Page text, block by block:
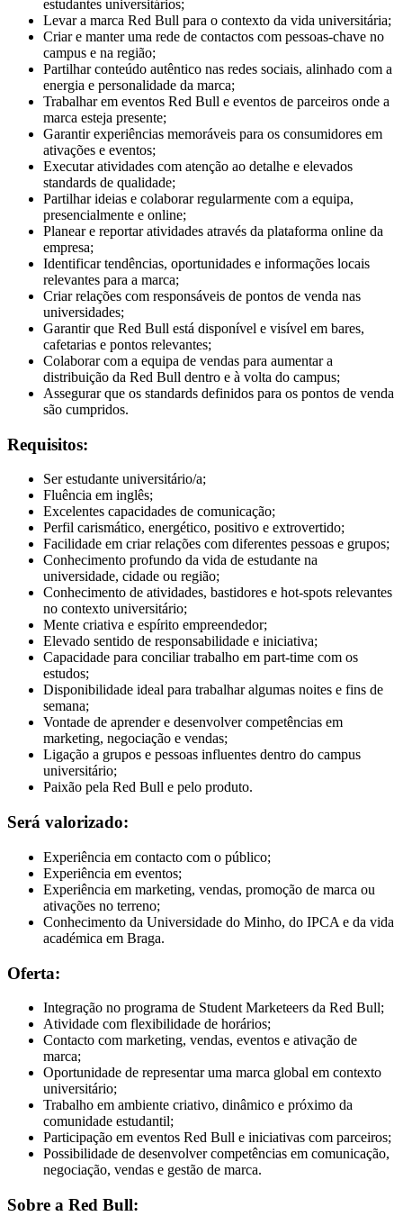
estudantes universitários;
Levar a marca Red Bull para o contexto da vida universitária;
Criar e manter uma rede de contactos com pessoas-chave no
campus e na região;
Partilhar conteúdo autêntico nas redes sociais, alinhado com a
energia e personalidade da marca;
Trabalhar em eventos Red Bull e eventos de parceiros onde a
marca esteja presente;
Garantir experiências memoráveis para os consumidores em
ativações e eventos;
Executar atividades com atenção ao detalhe e elevados
standards de qualidade;
Partilhar ideias e colaborar regularmente com a equipa,
presencialmente e online;
Planear e reportar atividades através da plataforma online da
empresa;
Identificar tendências, oportunidades e informações locais
relevantes para a marca;
Criar relações com responsáveis de pontos de venda nas
universidades;
Garantir que Red Bull está disponível e visível em bares,
cafetarias e pontos relevantes;
Colaborar com a equipa de vendas para aumentar a
distribuição da Red Bull dentro e à volta do campus;
Assegurar que os standards definidos para os pontos de venda
são cumpridos.
Requisitos:
Ser estudante universitário/a;
Fluência em inglês;
Excelentes capacidades de comunicação;
Perfil carismático, energético, positivo e extrovertido;
Facilidade em criar relações com diferentes pessoas e grupos;
Conhecimento profundo da vida de estudante na
universidade, cidade ou região;
Conhecimento de atividades, bastidores e hot-spots relevantes
no contexto universitário;
Mente criativa e espírito empreendedor;
Elevado sentido de responsabilidade e iniciativa;
Capacidade para conciliar trabalho em part-time com os
estudos;
Disponibilidade ideal para trabalhar algumas noites e fins de
semana;
Vontade de aprender e desenvolver competências em
marketing, negociação e vendas;
Ligação a grupos e pessoas influentes dentro do campus
universitário;
Paixão pela Red Bull e pelo produto.
Será valorizado:
Experiência em contacto com o público;
Experiência em eventos;
Experiência em marketing, vendas, promoção de marca ou
ativações no terreno;
Conhecimento da Universidade do Minho, do IPCA e da vida
académica em Braga.
Oferta:
Integração no programa de Student Marketeers da Red Bull;
Atividade com flexibilidade de horários;
Contacto com marketing, vendas, eventos e ativação de
marca;
Oportunidade de representar uma marca global em contexto
universitário;
Trabalho em ambiente criativo, dinâmico e próximo da
comunidade estudantil;
Participação em eventos Red Bull e iniciativas com parceiros;
Possibilidade de desenvolver competências em comunicação,
negociação, vendas e gestão de marca.
Sobre a Red Bull: